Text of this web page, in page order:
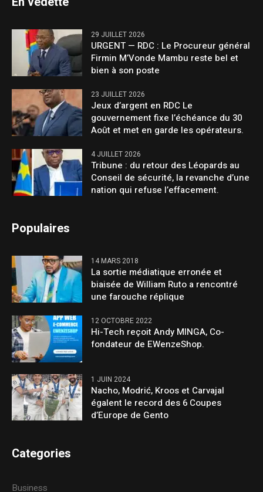
29 JUILLET 2026
URGENT — RDC : Le Procureur général
Firmin M’Vonde Mambu reste bel et
bien à son poste
23 JUILLET 2026
Jeux d’argent en RDC Le
gouvernement fixe l’échéance du 30
Août et met en garde les opérateurs.
4 JUILLET 2026
Tribune : du retour des Léopards au
Conseil de sécurité, la revanche d’une
nation qui refuse l’effacement.
Populaires
14 MARS 2018
La sortie médiatique erronée et
biaisée de William Ruto a rencontré
une farouche réplique
12 OCTOBRE 2022
Hi-Tech reçoit Andy MINGA, Co-
fondateur de EWenzeShop.
1 JUIN 2024
Nacho, Modrić, Kroos et Carvajal
égalent le record des 6 Coupes
d’Europe de Gento
Categories
Business